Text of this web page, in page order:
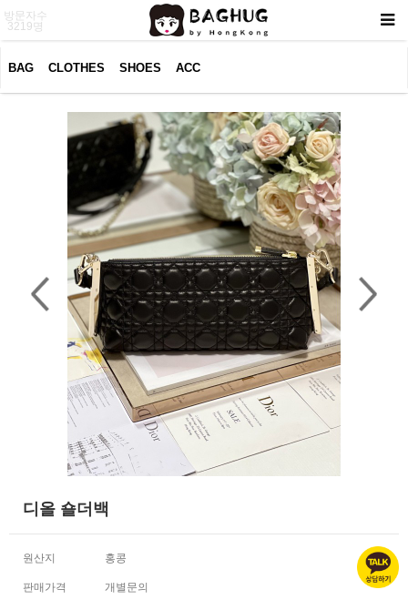
방문자수
3219명
BAG CLOTHES SHOES ACC
디올 숄더백
원산지 홍콩
판매가격 개별문의